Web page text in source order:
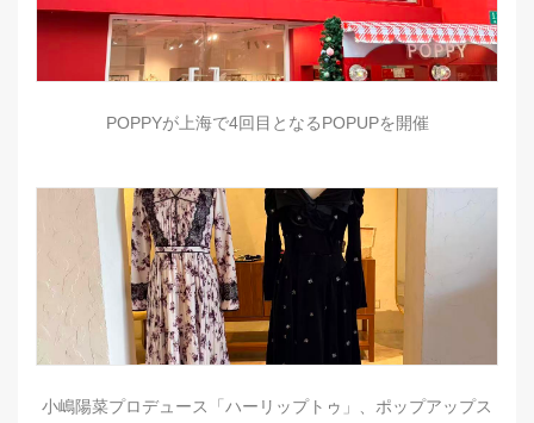
POPPYが上海で4回目となるPOPUPを開催
小嶋陽菜プロデュース「ハーリップトゥ」、ポップアップス